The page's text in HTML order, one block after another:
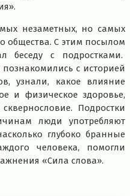
незаметных, но самых
общества. С этим посылом
беседу с подростками.
с историей
узнали, какое влияние
и физическое здоровье,
Подростки
люди употребляют
глубоко бранные
человека, помогли
«Сила слова».